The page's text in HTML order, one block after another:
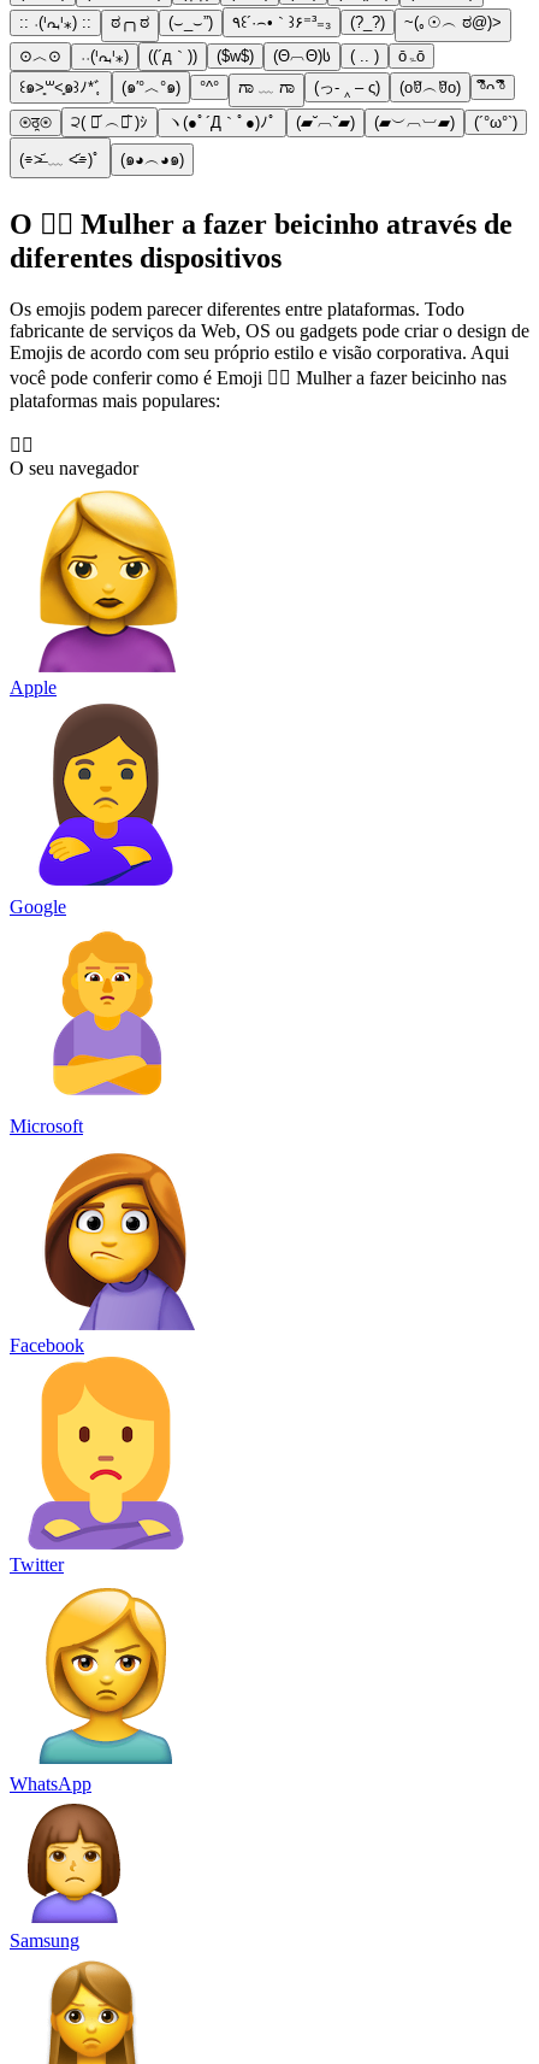
:: ˓(ᑊᘩᑊ⁎) ::
ಠ╭╮ಠ (⌣_⌣”) ٩꒰´·⌢•｀꒱۶⁼³₌₃ (?_?)
~(｡☉︵ ಠ@)>
⊙︿⊙
˓˓(ᑊᘩᑊ⁎) ((´д｀)) ($w$) (Θ︹Θ)ს ( .. )
ōۃō
꒰๑˃͈꒳˂͈๑꒱ﾉ*ﾞ̥
(๑′°︿°๑) °^° ಗಾ ﹏ ಗಾ (っ- ‸ – ς) (oꆤ︵ꆤo)
ᵟຶᴖ ᵟຶ
⊛ठ̯⊛
੨( ･᷄ ︵･᷅ )ｼ ヽ(●ﾟ´Д｀ﾟ●)ﾉﾟ (▰˘︹˘▰) (▰︶︹︺▰) (´°ω°`)
(⌯˃̶᷄ ﹏ ˂̶᷄⌯)ﾟ (๑◕︵◕๑)
O 🙎‍♀️ Mulher a fazer beicinho através de
diferentes dispositivos
Os emojis podem parecer diferentes entre plataformas. Todo
fabricante de serviços da Web, OS ou gadgets pode criar o design de
Emojis de acordo com seu próprio estilo e visão corporativa. Aqui
você pode conferir como é Emoji 🙎‍♀️ Mulher a fazer beicinho nas
plataformas mais populares:
🙎‍♀️
O seu navegador
Apple
Google
Microsoft
Facebook
Twitter
WhatsApp
Samsung